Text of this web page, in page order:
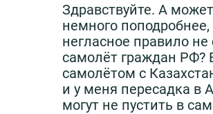
Здравствуйте. А
немного поподробнее,
негласное правило не
самолёт граждан РФ?
самолётом с
и у меня пересадка в
могут не пустить в